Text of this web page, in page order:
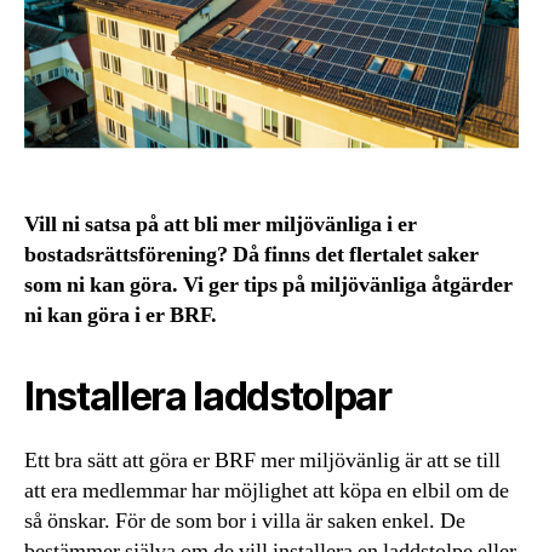
Vill ni satsa på att bli mer miljövänliga i er
bostadsrättsförening? Då finns det flertalet saker
som ni kan göra. Vi ger tips på miljövänliga åtgärder
ni kan göra i er BRF.
Installera laddstolpar
Ett bra sätt att göra er BRF mer miljövänlig är att se till
att era medlemmar har möjlighet att köpa en elbil om de
så önskar. För de som bor i villa är saken enkel. De